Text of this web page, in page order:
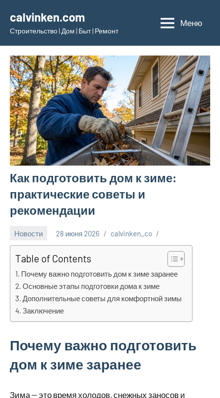
содержимому
calvinken.com
Строительство | Дом | Быт | Ремонт
Меню
Как подготовить дом к зиме:
практические советы и
рекомендации
Новости 28 июня 2026 calvinken_co
Table of Contents
Почему важно подготовить дом к зиме заранее
Основные этапы подготовки дома к зиме
Дополнительные советы для комфортной зимы
Заключение
Почему важно подготовить
дом к зиме заранее
Зима — это время холодов, снежных заносов и